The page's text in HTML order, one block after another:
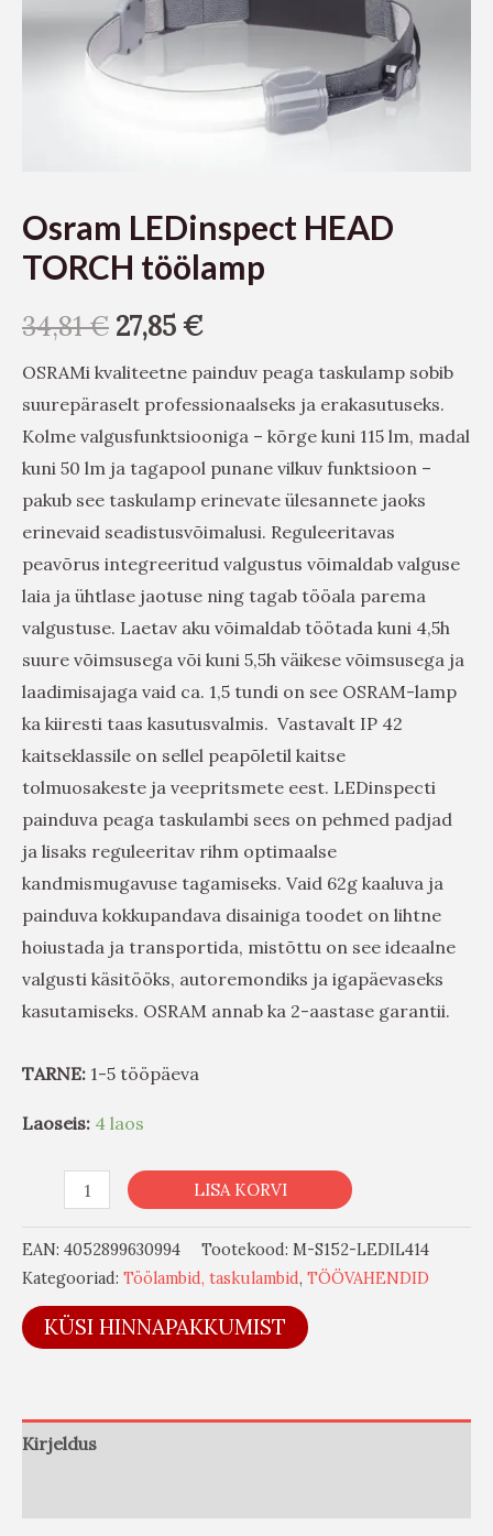
Osram LEDinspect HEAD
TORCH töölamp
34,81€ 27,85€
OSRAMi kvaliteetne painduv peaga taskulamp sobib
suurepäraselt professionaalseks ja erakasutuseks.
Kolme valgusfunktsiooniga – kõrge kuni 115 lm, madal
kuni 50 lm ja tagapool punane vilkuv funktsioon –
pakub see taskulamp erinevate ülesannete jaoks
erinevaid seadistusvõimalusi. Reguleeritavas
peavõrus integreeritud valgustus võimaldab valguse
laia ja ühtlase jaotuse ning tagab tööala parema
valgustuse. Laetav aku võimaldab töötada kuni 4,5h
suure võimsusega või kuni 5,5h väikese võimsusega ja
laadimisajaga vaid ca. 1,5 tundi on see OSRAM-lamp
ka kiiresti taas kasutusvalmis. Vastavalt IP 42
kaitseklassile on sellel peapõletil kaitse
tolmuosakeste ja veepritsmete eest. LEDinspecti
painduva peaga taskulambi sees on pehmed padjad
ja lisaks reguleeritav rihm optimaalse
kandmismugavuse tagamiseks. Vaid 62g kaaluva ja
painduva kokkupandava disainiga toodet on lihtne
hoiustada ja transportida, mistõttu on see ideaalne
valgusti käsitööks, autoremondiks ja igapäevaseks
kasutamiseks. OSRAM annab ka 2-aastase garantii.
TARNE: 1-5 tööpäeva
Laoseis: 4 laos
LISA KORVI
EAN: 4052899630994 Tootekood: M-S152-LEDIL414
Kategooriad: Töölambid, taskulambid, TÖÖVAHENDID
KÜSI HINNAPAKKUMIST
Kirjeldus